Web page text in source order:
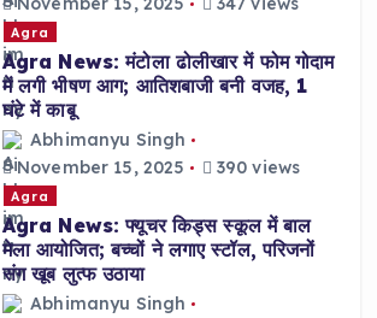
Agra
Agra News: मंटोला ढोलीखार में फोम गोदाम
में लगी भीषण आग; आतिशबाजी बनी वजह, 1
घंटे में काबू
Abhimanyu Singh
November 15, 2025
390 views
Agra
Agra News: फ्यूचर किड्स स्कूल में बाल
मेला आयोजित; बच्चों ने लगाए स्टॉल, परिजनों
संग खूब लुत्फ उठाया
Abhimanyu Singh